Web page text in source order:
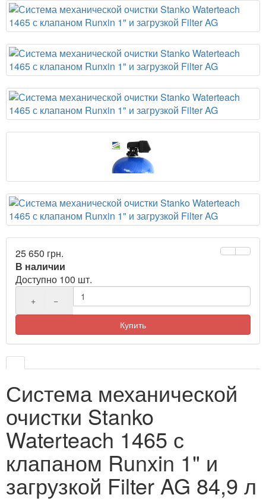
25 650 грн.
В наличии
Доступно 100 шт.
+ −
Купить
Система механической
очистки Stanko
Waterteach 1465 с
клапаном Runxin 1" и
загрузкой Filter AG 84,9 л